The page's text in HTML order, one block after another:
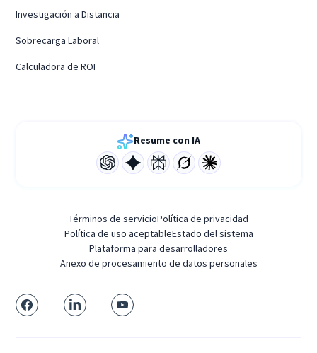
Investigación a Distancia
Sobrecarga Laboral
Calculadora de ROI
Resume con IA
Términos de servicioPolítica de privacidad
Política de uso aceptableEstado del sistema
Plataforma para desarrolladores
Anexo de procesamiento de datos personales